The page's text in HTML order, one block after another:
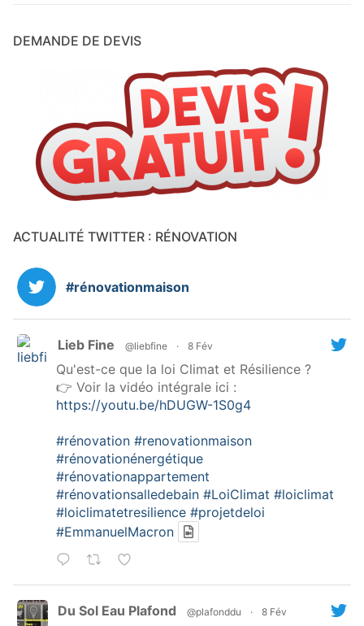
DEMANDE DE DEVIS
ACTUALITÉ TWITTER : RÉNOVATION
#rénovationmaison
Lieb Fine @liebfine · 8 Fév
Qu'est-ce que la loi Climat et Résilience ?
👉 Voir la vidéo intégrale ici :
https://youtu.be/hDUGW-1S0g4
#rénovation #renovationmaison
#rénovationénergétique
#rénovationappartement
#rénovationsalledebain #LoiClimat #loiclimat
#loiclimatetresilience #projetdeloi
#EmmanuelMacron
Du Sol Eau Plafond @plafonddu · 8 Fév